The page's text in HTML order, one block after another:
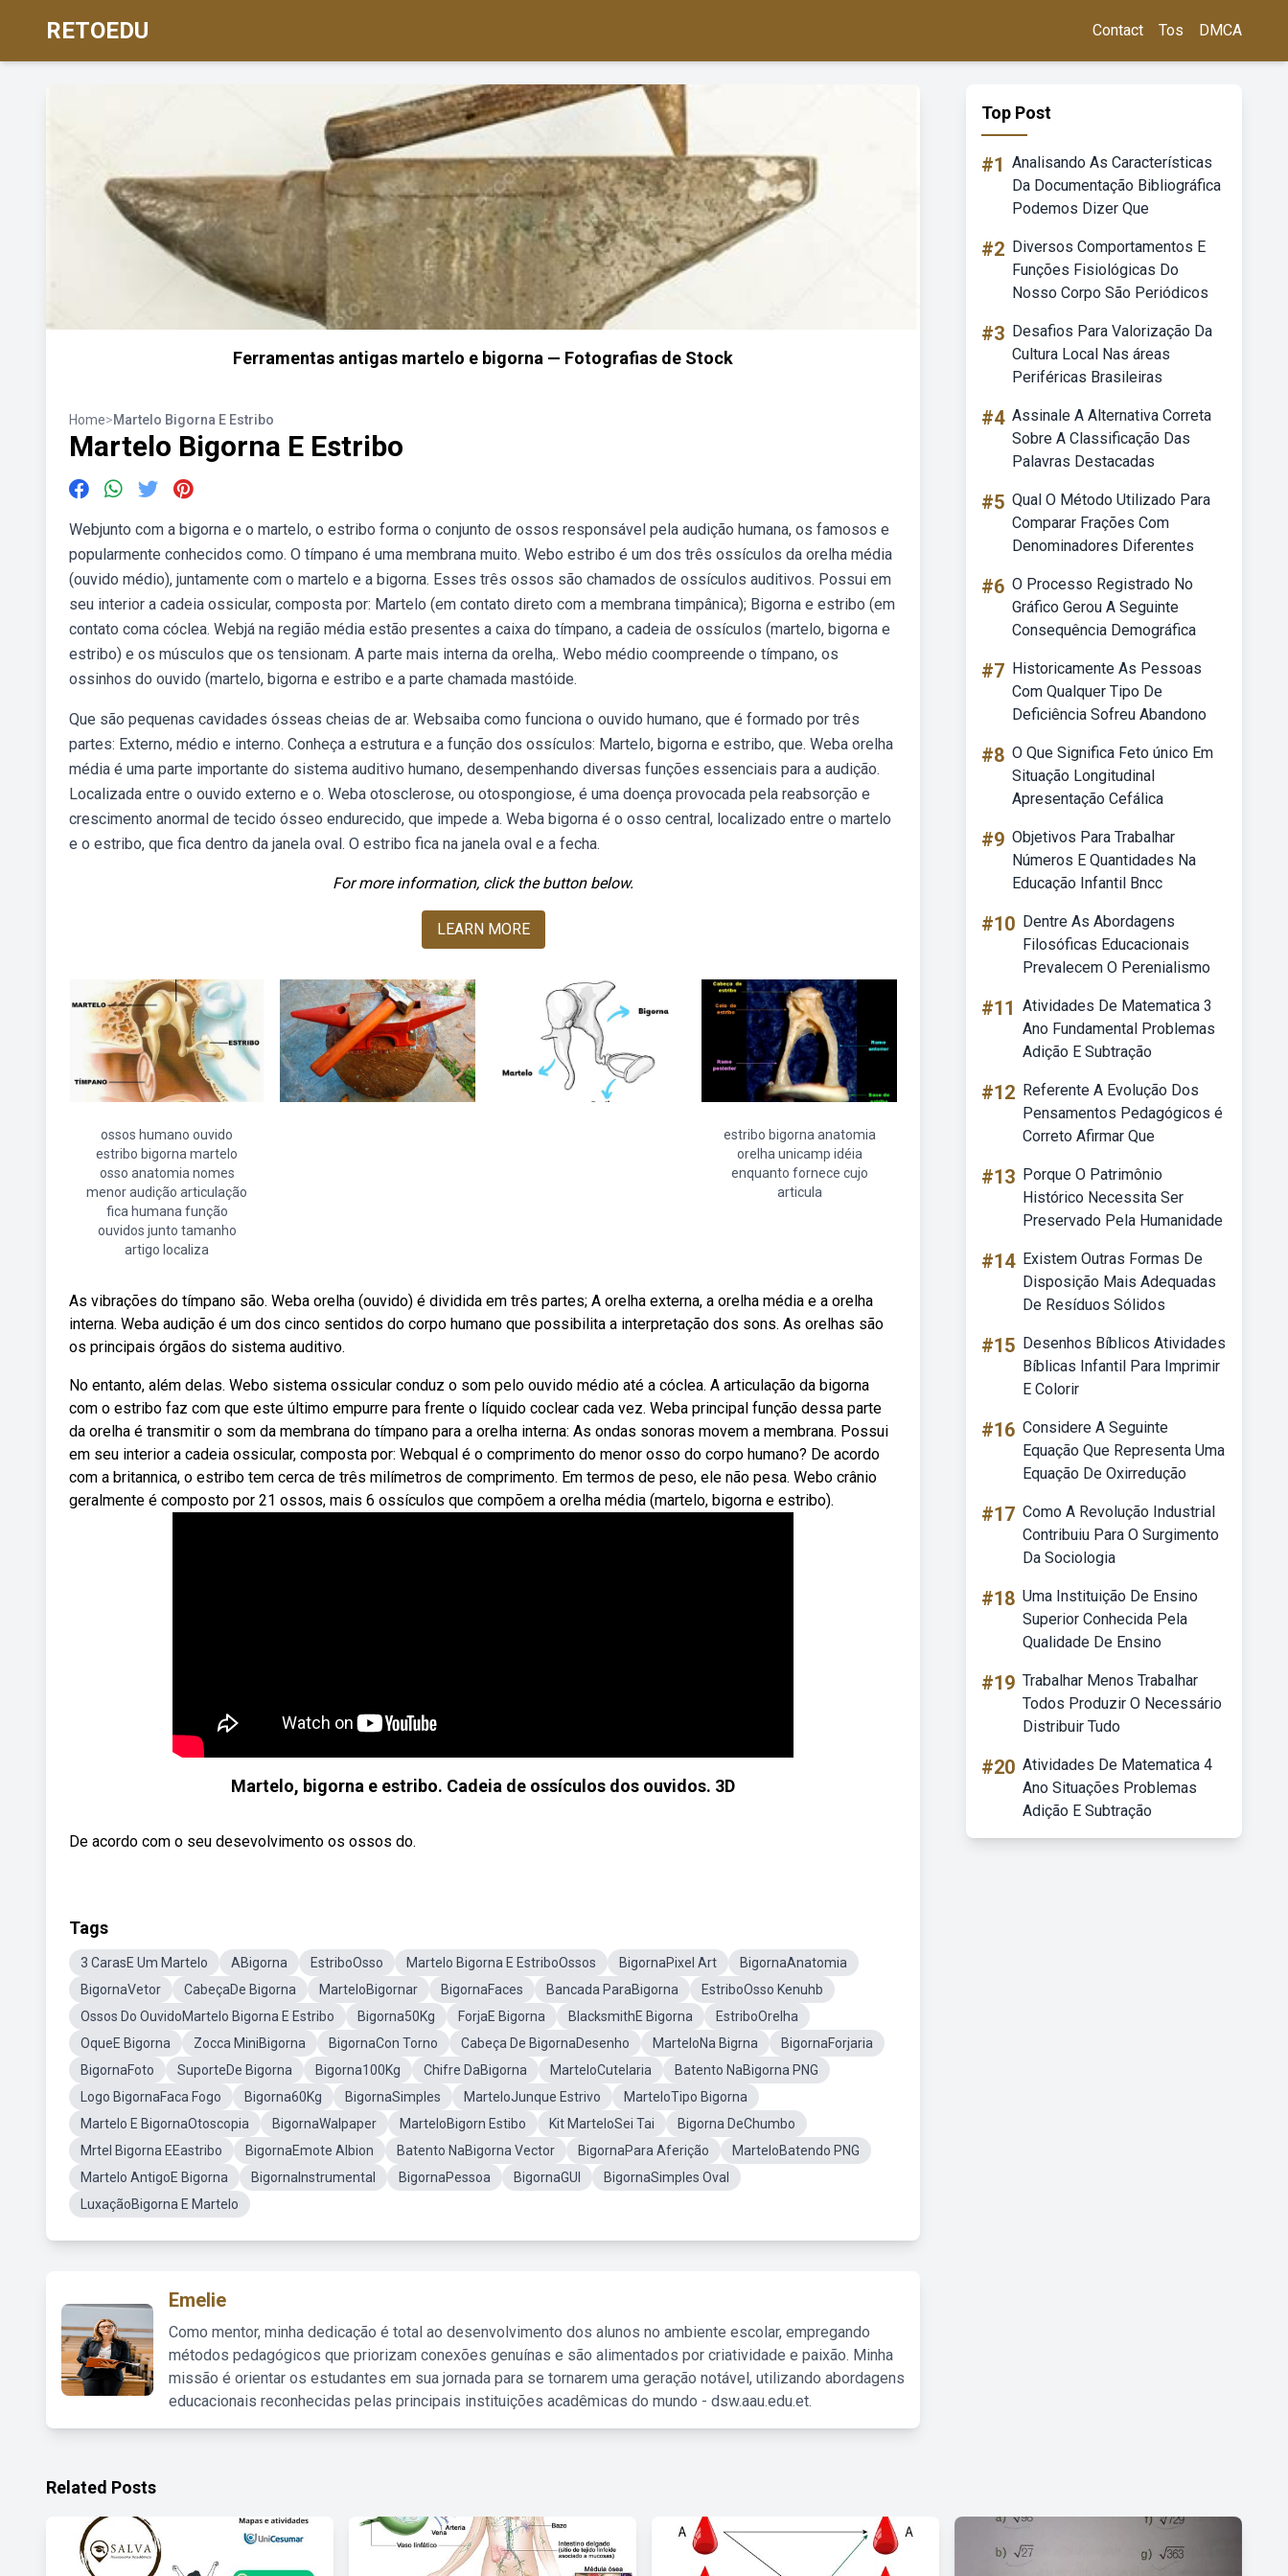
RETOEDU Contact Tos DMCA
Ferramentas antigas martelo e bigorna — Fotografias de Stock
Home>Martelo Bigorna E Estribo
Martelo Bigorna E Estribo
Webjunto com a bigorna e o martelo, o estribo forma o conjunto de ossos responsável pela audição humana, os famosos e
popularmente conhecidos como. O tímpano é uma membrana muito. Webo estribo é um dos três ossículos da orelha média
(ouvido médio), juntamente com o martelo e a bigorna. Esses três ossos são chamados de ossículos auditivos. Possui em
seu interior a cadeia ossicular, composta por: Martelo (em contato direto com a membrana timpânica); Bigorna e estribo (em
contato coma cóclea. Webjá na região média estão presentes a caixa do tímpano, a cadeia de ossículos (martelo, bigorna e
estribo) e os músculos que os tensionam. A parte mais interna da orelha,. Webo médio coompreende o tímpano, os
ossinhos do ouvido (martelo, bigorna e estribo e a parte chamada mastóide.
Que são pequenas cavidades ósseas cheias de ar. Websaiba como funciona o ouvido humano, que é formado por três
partes: Externo, médio e interno. Conheça a estrutura e a função dos ossículos: Martelo, bigorna e estribo, que. Weba orelha
média é uma parte importante do sistema auditivo humano, desempenhando diversas funções essenciais para a audição.
Localizada entre o ouvido externo e o. Weba otosclerose, ou otospongiose, é uma doença provocada pela reabsorção e
crescimento anormal de tecido ósseo endurecido, que impede a. Weba bigorna é o osso central, localizado entre o martelo
e o estribo, que fica dentro da janela oval. O estribo fica na janela oval e a fecha.
For more information, click the button below.
LEARN MORE
ossos humano ouvido
estribo bigorna martelo
osso anatomia nomes
menor audição articulação
fica humana função
ouvidos junto tamanho
artigo localiza
estribo bigorna anatomia
orelha unicamp idéia
enquanto fornece cujo
articula
As vibrações do tímpano são. Weba orelha (ouvido) é dividida em três partes; A orelha externa, a orelha média e a orelha
interna. Weba audição é um dos cinco sentidos do corpo humano que possibilita a interpretação dos sons. As orelhas são
os principais órgãos do sistema auditivo.
No entanto, além delas. Webo sistema ossicular conduz o som pelo ouvido médio até a cóclea. A articulação da bigorna
com o estribo faz com que este último empurre para frente o líquido coclear cada vez. Weba principal função dessa parte
da orelha é transmitir o som da membrana do tímpano para a orelha interna: As ondas sonoras movem a membrana. Possui
em seu interior a cadeia ossicular, composta por: Webqual é o comprimento do menor osso do corpo humano? De acordo
com a britannica, o estribo tem cerca de três milímetros de comprimento. Em termos de peso, ele não pesa. Webo crânio
geralmente é composto por 21 ossos, mais 6 ossículos que compõem a orelha média (martelo, bigorna e estribo).
Martelo, bigorna e estribo. Cadeia de ossículos dos ouvidos. 3D
De acordo com o seu desevolvimento os ossos do.
Tags
3 CarasE Um Martelo ABigorna EstriboOsso Martelo Bigorna E EstriboOssos BigornaPixel Art
BigornaAnatomia
BigornaVetor
CabeçaDe Bigorna MarteloBigornar BigornaFaces Bancada ParaBigorna
EstriboOsso Kenuhb
Ossos Do OuvidoMartelo Bigorna E Estribo
Bigorna50Kg ForjaE Bigorna BlacksmithE Bigorna
EstriboOrelha
OqueE Bigorna
Zocca MiniBigorna BigornaCon Torno Cabeça De BigornaDesenho MarteloNa Bigrna
BigornaForjaria
BigornaFoto
SuporteDe Bigorna Bigorna100Kg Chifre DaBigorna MarteloCutelaria
Batento NaBigorna PNG
Logo BigornaFaca Fogo
Bigorna60Kg BigornaSimples MarteloJunque Estrivo
MarteloTipo Bigorna
Martelo E BigornaOtoscopia
BigornaWalpaper MarteloBigorn Estibo Kit MarteloSei Tai
Bigorna DeChumbo
Mrtel Bigorna EEastribo
BigornaEmote Albion Batento NaBigorna Vector BigornaPara Aferição
MarteloBatendo PNG
Martelo AntigoE Bigorna
BigornaInstrumental BigornaPessoa BigornaGUI
BigornaSimples Oval
LuxaçãoBigorna E Martelo
Emelie
Como mentor, minha dedicação é total ao desenvolvimento dos alunos no ambiente escolar, empregando
métodos pedagógicos que priorizam conexões genuínas e são alimentados por criatividade e paixão. Minha
missão é orientar os estudantes em sua jornada para se tornarem uma geração notável, utilizando abordagens
educacionais reconhecidas pelas principais instituições acadêmicas do mundo - dsw.aau.edu.et.
Top Post
#1 Analisando As Características
Da Documentação Bibliográfica
Podemos Dizer Que
#2 Diversos Comportamentos E
Funções Fisiológicas Do
Nosso Corpo São Periódicos
#3 Desafios Para Valorização Da
Cultura Local Nas áreas
Periféricas Brasileiras
#4 Assinale A Alternativa Correta
Sobre A Classificação Das
Palavras Destacadas
#5 Qual O Método Utilizado Para
Comparar Frações Com
Denominadores Diferentes
#6 O Processo Registrado No
Gráfico Gerou A Seguinte
Consequência Demográfica
#7 Historicamente As Pessoas
Com Qualquer Tipo De
Deficiência Sofreu Abandono
#8 O Que Significa Feto único Em
Situação Longitudinal
Apresentação Cefálica
#9 Objetivos Para Trabalhar
Números E Quantidades Na
Educação Infantil Bncc
#10 Dentre As Abordagens
Filosóficas Educacionais
Prevalecem O Perenialismo
#11 Atividades De Matematica 3
Ano Fundamental Problemas
Adição E Subtração
#12 Referente A Evolução Dos
Pensamentos Pedagógicos é
Correto Afirmar Que
#13 Porque O Patrimônio
Histórico Necessita Ser
Preservado Pela Humanidade
#14 Existem Outras Formas De
Disposição Mais Adequadas
De Resíduos Sólidos
#15 Desenhos Bíblicos Atividades
Bíblicas Infantil Para Imprimir
E Colorir
#16 Considere A Seguinte
Equação Que Representa Uma
Equação De Oxirredução
#17 Como A Revolução Industrial
Contribuiu Para O Surgimento
Da Sociologia
#18 Uma Instituição De Ensino
Superior Conhecida Pela
Qualidade De Ensino
#19 Trabalhar Menos Trabalhar
Todos Produzir O Necessário
Distribuir Tudo
#20 Atividades De Matematica 4
Ano Situações Problemas
Adição E Subtração
Related Posts